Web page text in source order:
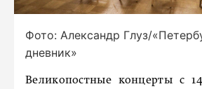
Фото: Александр Глуз/
дневник»
Великопостные концерты с